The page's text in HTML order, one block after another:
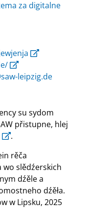
za digitalne
leipzig.de
su sydom
přistupne, hlej
.
rěča
wo slědźerskich
dźěle a
dźěła.
w Lipsku, 2025